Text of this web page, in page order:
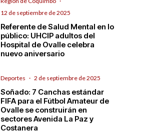
12 de septiembre de 2025
Referente de Salud Mental en lo
público: UHCIP adultos del
Hospital de Ovalle celebra
nuevo aniversario
Deportes · 2 de septiembre de 2025
Soñado: 7 Canchas estándar
FIFA para el Fútbol Amateur de
Ovalle se construirán en
sectores Avenida La Paz y
Costanera